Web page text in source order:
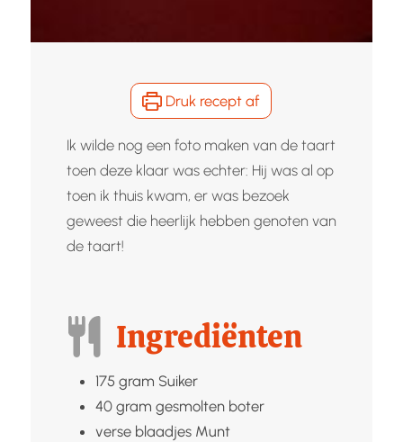
Druk recept af
Ik wilde nog een foto maken van de taart
toen deze klaar was echter: Hij was al op
toen ik thuis kwam, er was bezoek
geweest die heerlijk hebben genoten van
de taart!
Ingrediënten
175 gram Suiker
40 gram gesmolten boter
verse blaadjes Munt